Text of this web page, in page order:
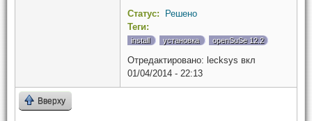
Статус:
Решено
Теги:
install установка openSuSe 12.2
Отредактировано: lecksys вкл
01/04/2014 - 22:13
Вверху